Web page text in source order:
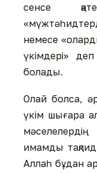
сенсе
немесе
үкімдері»
болады.
Олай болса,
үкім шығара
имамды
Аллаһ бұдан